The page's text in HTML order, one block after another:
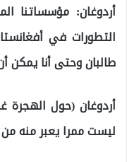
أردوغان: مؤسساتنا
التطورات في
طالبان وحتى أنا يمكن
أردوغان (حول الهجرة
ليست ممرا يعبر منه